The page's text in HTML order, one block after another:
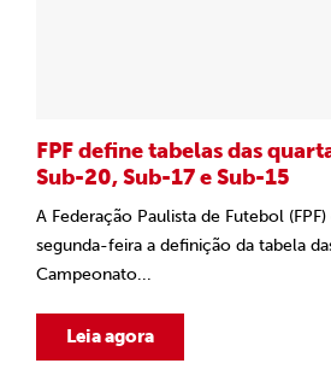
FPF define tabelas das
Sub-20, Sub-17 e Sub-15
A Federação Paulista de Futebol
segunda-feira a definição da tabela
Campeonato...
Leia agora